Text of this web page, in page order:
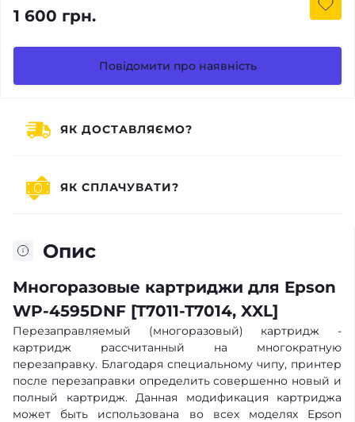
1 600 грн.
Повідомити про наявність
Опис
Многоразовые картриджи для Epson
WP-4595DNF [T7011-T7014, XXL]
Перезаправляемый (многоразовый) картридж -
картридж рассчитанный на многократную
перезаправку. Благодаря специальному чипу, принтер
после перезаправки определить совершенно новый и
полный картридж. Данная модификация картриджа
может быть использована во всех моделях Epson
ЯК ДОСТАВЛЯЄМО?
ЯК СПЛАЧУВАТИ?